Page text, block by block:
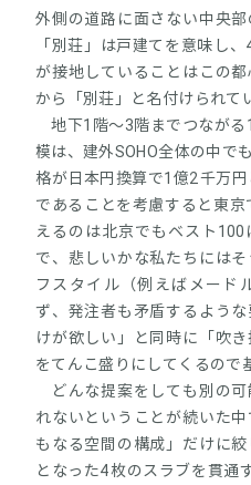
外側の道路に面さない中央
「別荘」は戸建てを意味し
が接地していることはこの
から「別荘」と名付けられて
地下1階～3階までつながる
模は、建外SOHO全体の中で
格が日本円換算で1億2千万
であることを考慮すると東
えるのは北京でもベスト
で、悲しいかな私たちには
フスタイル（例えばメード
ず、発注者も矛盾するよう
けが欲しい」と同時に「吹
をてんこ盛りにしてくるので
どんな提案をしても別の
れないということが続いた
もなる空間の構成」だけに
となった4枚のスラブを貫通